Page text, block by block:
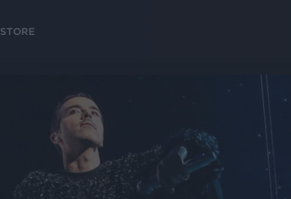
STORE